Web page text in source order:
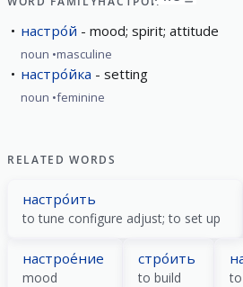
настро́й mood; spirit; attitude
noun masculine
настро́йка setting
noun feminine
RELATED WORDS
настро́ить
to tune configure adjust; to set up
настрое́ние
mood
стро́ить
to build